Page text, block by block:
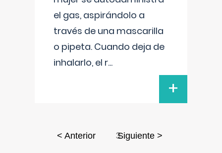
el gas, aspirándolo a
través de una mascarilla
o pipeta. Cuando deja de
inhalarlo, el r...
+
< Anterior 3Siguiente >